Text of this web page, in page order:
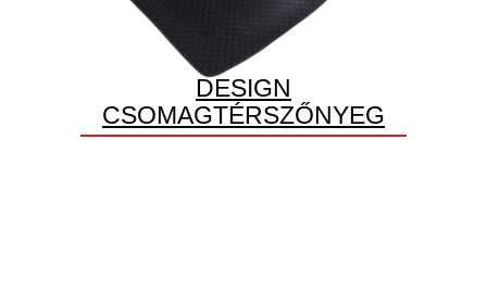
DESIGN
CSOMAGTÉRSZŐNYEG